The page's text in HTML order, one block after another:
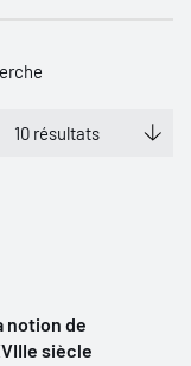
notion de
siècle